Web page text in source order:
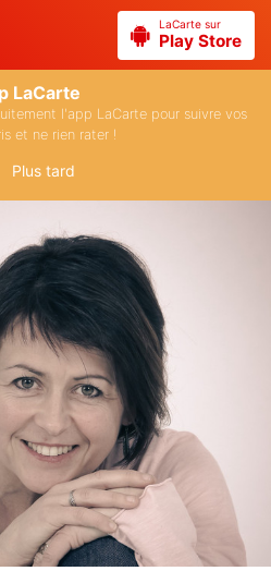
LaCarte sur
Play Store
LaCarte
l'app LaCarte pour suivre vos
et ne rien rater !
Plus tard